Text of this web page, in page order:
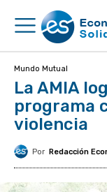
Mundo Mutual
La AMIA
programa
violencia
Por Redacción